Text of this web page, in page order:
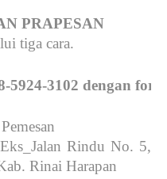
PRAPESAN
tiga cara.
5924-3102 dengan
Rindu No. 5,
Rinai Harapan